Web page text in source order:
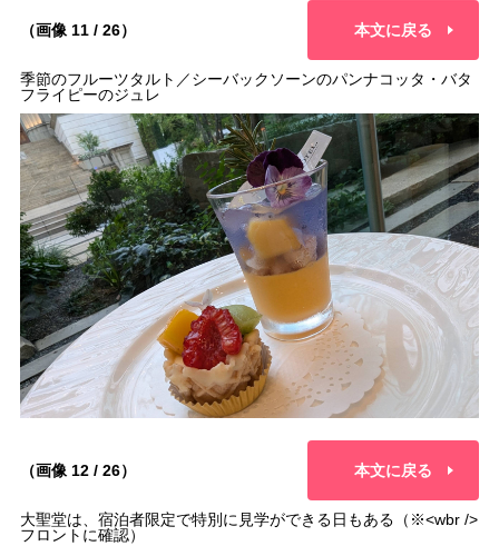
（画像 11 / 26） 本文に戻る
季節のフルーツタルト／シーバックソーンのパンナコッタ・バタ
フライピーのジュレ
（画像 12 / 26） 本文に戻る
大聖堂は、宿泊者限定で特別に見学ができる日もある（※<wbr />
フロントに確認）